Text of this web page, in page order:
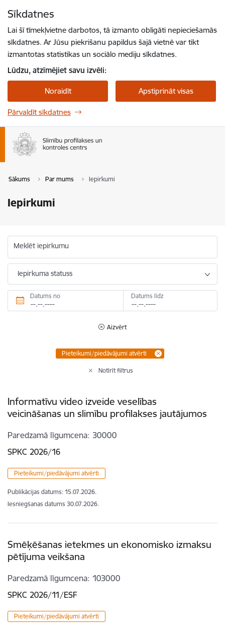
Sīkdatnes
Lai šī tīmekļvietne darbotos, tā izmanto obligāti nepieciešamās
sīkdatnes. Ar Jūsu piekrišanu papildus šajā vietnē var tikt
izmantotas statistikas un sociālo mediju sīkdatnes.
Lūdzu, atzīmējiet savu izvēli:
Noraidīt Apstiprināt visas
Pārvaldīt sīkdatnes
Sākums Par mums Iepirkumi
Iepirkumi
Meklēt iepirkumu
Iepirkuma statuss
Datums no Datums līdz
Aizvērt
Pieteikumi/piedāvājumi atvērti
Notīrīt filtrus
Informatīvu video izveide veselības
veicināšanas un slimību profilakses jautājumos
Paredzamā līgumcena 30000
SPKC 2026/16
Pieteikumi/piedāvājumi atvērti
Publikācijas datums: 15.07.2026.
Iesniegšanas datums 30.07.2026.
Smēķēšanas ietekmes un ekonomisko izmaksu
pētījuma veikšana
Paredzamā līgumcena 103000
SPKC 2026/11/ESF
Pieteikumi/piedāvājumi atvērti